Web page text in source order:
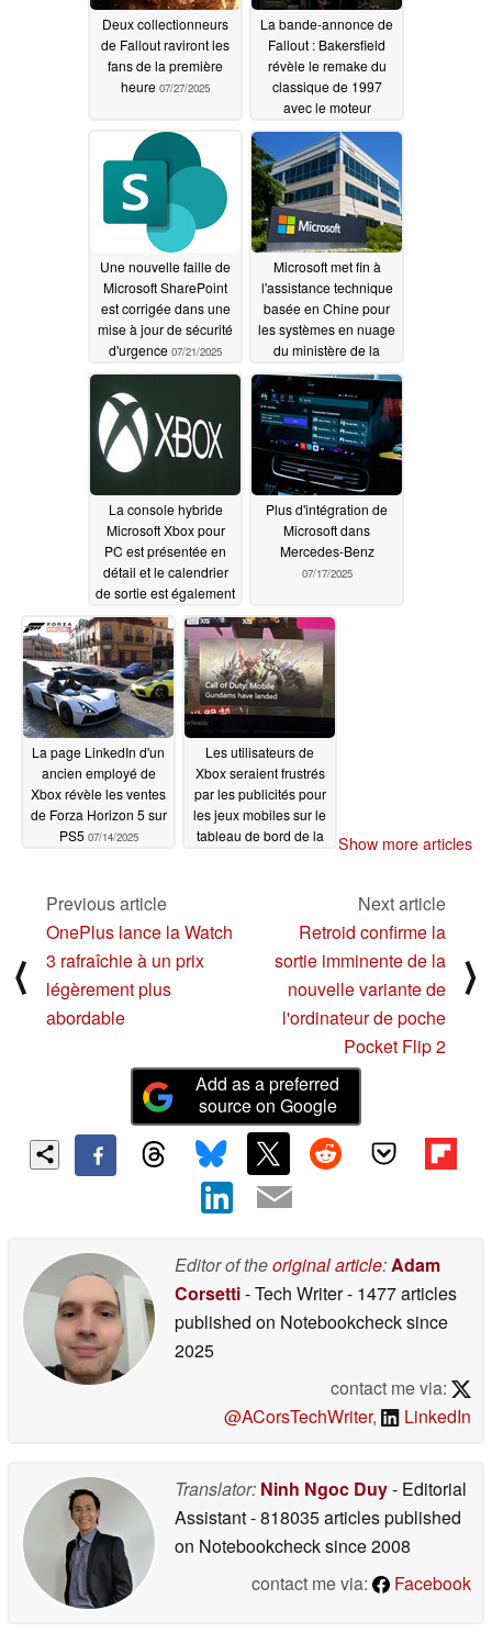
Deux collectionneurs
de Fallout raviront les
fans de la première
heure 07/27/2025
La bande-annonce de
Fallout : Bakersfield
révèle le remake du
classique de 1997
avec le moteur
GZDoom07/24/2025
Une nouvelle faille de
Microsoft SharePoint
est corrigée dans une
mise à jour de sécurité
d'urgence 07/21/2025
Microsoft met fin à
l'assistance technique
basée en Chine pour
les systèmes en nuage
du ministère de la
défense07/21/2025
La console hybride
Microsoft Xbox pour
PC est présentée en
détail et le calendrier
de sortie est également
précisé07/17/2025
Plus d'intégration de
Microsoft dans
Mercedes-Benz
07/17/2025
La page LinkedIn d'un
ancien employé de
Xbox révèle les ventes
de Forza Horizon 5 sur
PS5 07/14/2025
Les utilisateurs de
Xbox seraient frustrés
par les publicités pour
les jeux mobiles sur le
tableau de bord de la
Show more articles
⟨
Previous article
OnePlus lance la Watch
3 rafraîchie à un prix
légèrement plus
abordable
Next article
Retroid confirme la
sortie imminente de la
nouvelle variante de
l'ordinateur de poche
Pocket Flip 2
⟩
Add as a preferred
source on Google
Editor of theoriginal article:Adam
Corsetti- Tech Writer- 1477 articles
published on Notebookchecksince
2025
contact me via:
@ACorsTechWriter, LinkedIn
Translator: Ninh Ngoc Duy- Editorial
Assistant- 818035 articles published
on Notebookchecksince 2008
contact me via:
Facebook